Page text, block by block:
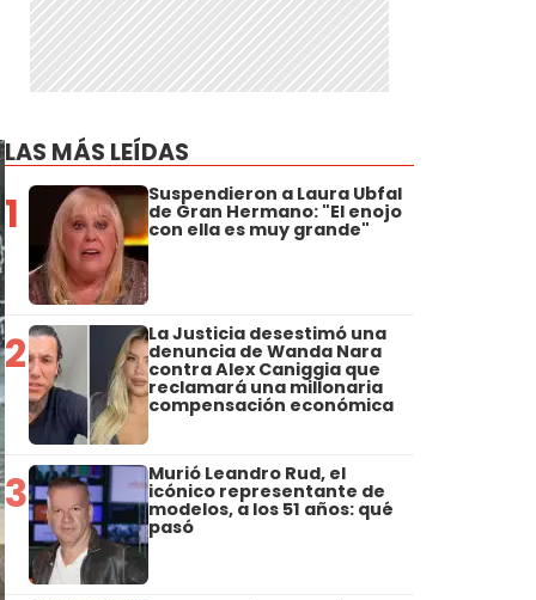
LAS MÁS LEÍDAS
1 Suspendieron a Laura Ubfal
de Gran Hermano: "El enojo
con ella es muy grande"
2 La Justicia desestimó una
denuncia de Wanda Nara
contra Alex Caniggia que
reclamará una millonaria
compensación económica
3 Murió Leandro Rud, el
icónico representante de
modelos, a los 51 años: qué
pasó